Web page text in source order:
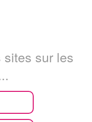
sites sur les